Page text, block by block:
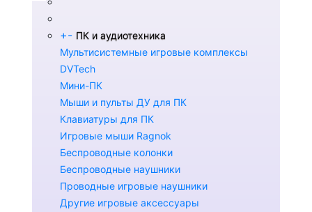
+- ПК и аудиотехника
Мультисистемные игровые комплексы
DVTech
Мини-ПК
Мыши и пульты ДУ для ПК
Клавиатуры для ПК
Игровые мыши Ragnok
Беспроводные колонки
Беспроводные наушники
Проводные игровые наушники
Другие игровые аксессуары